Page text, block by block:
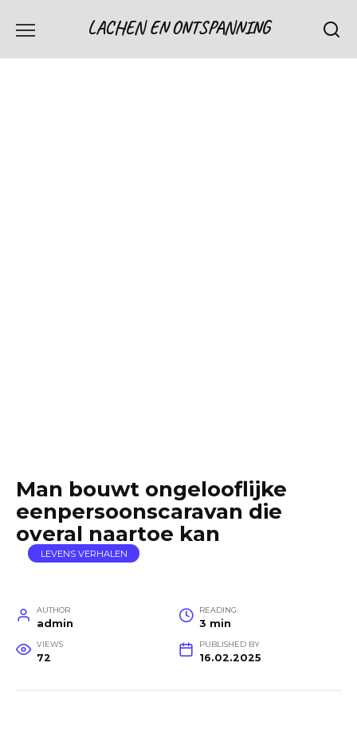
LACHEN EN ONTSPANNING
Man bouwt ongelooflijke
eenpersoonscaravan die
overal naartoe kan
LEVENS VERHALEN
AUTHOR
admin
READING
3 min
VIEWS
72
PUBLISHED BY
16.02.2025